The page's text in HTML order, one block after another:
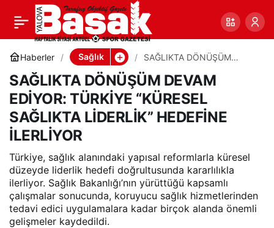
Haberler Sağlık
SAĞLIKTA DÖNÜŞÜM
“KÜRESEL SAĞLIKTA
LİDERLİK” HEDEFİNE
İLERLİYOR
SAĞLIKTA DÖNÜŞÜM DEVAM
EDİYOR: TÜRKİYE “KÜRESEL
SAĞLIKTA LİDERLİK” HEDEFİNE
İLERLİYOR
Türkiye, sağlık alanındaki yapısal reformlarla küresel
düzeyde liderlik hedefi doğrultusunda kararlılıkla
ilerliyor. Sağlık Bakanlığı’nın yürüttüğü kapsamlı
çalışmalar sonucunda, koruyucu sağlık hizmetlerinden
tedavi edici uygulamalara kadar birçok alanda önemli
gelişmeler kaydedildi.
SAĞLIKTA DÖNÜŞÜM
DEVAM EDİYOR:
TÜRKİYE “KÜRESEL
SAĞLIKTA LİDERLİK”
HEDEFİNE İLERLİYOR
0 Paylaş